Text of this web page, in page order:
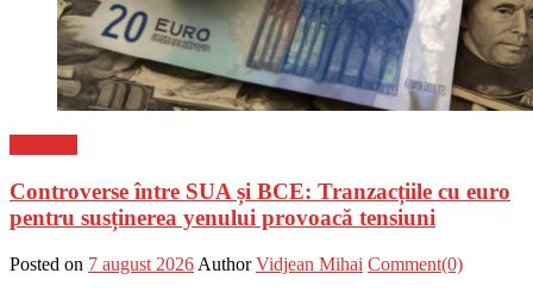
Controverse între SUA și BCE: Tranzacțiile cu euro
pentru susținerea yenului provoacă tensiuni
Posted on 7 august 2026 Author Vidjean Mihai Comment(0)